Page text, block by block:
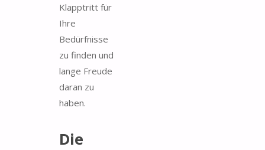
Klapptritt für
Ihre
Bedürfnisse
zu finden und
lange Freude
daran zu
haben.
Die